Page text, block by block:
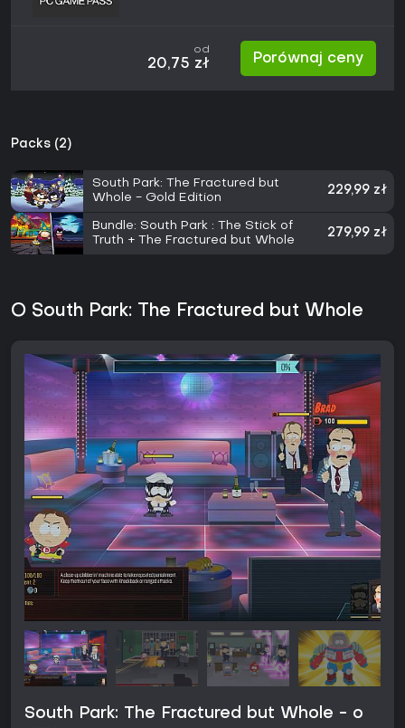
od
20,75 zł Porównaj ceny
Packs (2)
South Park: The Fractured but
Whole - Gold Edition
229,99 zł
Bundle: South Park : The Stick of
Truth + The Fractured but Whole
279,99 zł
O South Park: The Fractured but Whole
South Park: The Fractured but Whole - o